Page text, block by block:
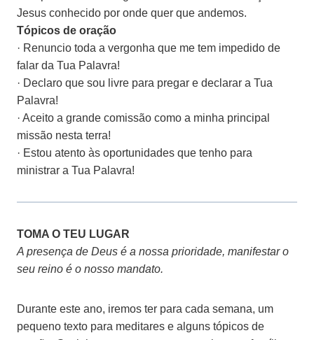
Jesus conhecido por onde quer que andemos.
Tópicos de oração
· Renuncio toda a vergonha que me tem impedido de
falar da Tua Palavra!
· Declaro que sou livre para pregar e declarar a Tua
Palavra!
· Aceito a grande comissão como a minha principal
missão nesta terra!
· Estou atento às oportunidades que tenho para
ministrar a Tua Palavra!
TOMA O TEU LUGAR
A presença de Deus é a nossa prioridade, manifestar o
seu reino é o nosso mandato.
Durante este ano, iremos ter para cada semana, um
pequeno texto para meditares e alguns tópicos de